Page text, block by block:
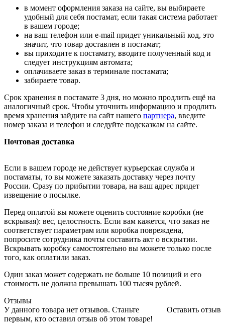
в момент оформления заказа на сайте, вы выбираете
удобный для себя постамат, если такая система работает
в вашем городе;
на ваш телефон или e-mail придет уникальный код, это
значит, что товар доставлен в постамат;
вы приходите к постамату, вводите полученный код и
следует инструкциям автомата;
оплачиваете заказ в терминале постамата;
забираете товар.
Срок хранения в постамате 3 дня, но можно продлить ещё на
аналогичный срок. Чтобы уточнить информацию и продлить
время хранения зайдите на сайт нашего партнера, введите
номер заказа и телефон и следуйте подсказкам на сайте.
Почтовая доставка
Если в вашем городе не действует курьерская служба и
постаматы, то вы можете заказать доставку через почту
России. Сразу по прибытии товара, на ваш адрес придет
извещение о посылке.
Перед оплатой вы можете оценить состояние коробки (не
вскрывая): вес, целостность. Если вам кажется, что заказ не
соответствует параметрам или коробка повреждена,
попросите сотрудника почты составить акт о вскрытии.
Вскрывать коробку самостоятельно вы можете только после
того, как оплатили заказ.
Один заказ может содержать не больше 10 позиций и его
стоимость не должна превышать 100 тысяч рублей.
Отзывы
Оставить отзыв
У данного товара нет отзывов. Станьте
первым, кто оставил отзыв об этом товаре!